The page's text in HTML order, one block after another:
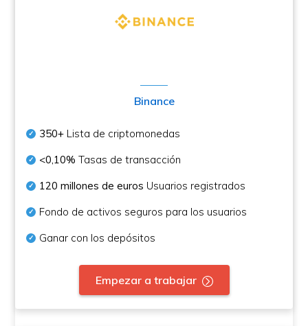
Binance
350+ Lista de criptomonedas
<0,10% Tasas de transacción
120 millones de euros Usuarios registrados
Fondo de activos seguros para los usuarios
Ganar con los depósitos
Empezar a trabajar